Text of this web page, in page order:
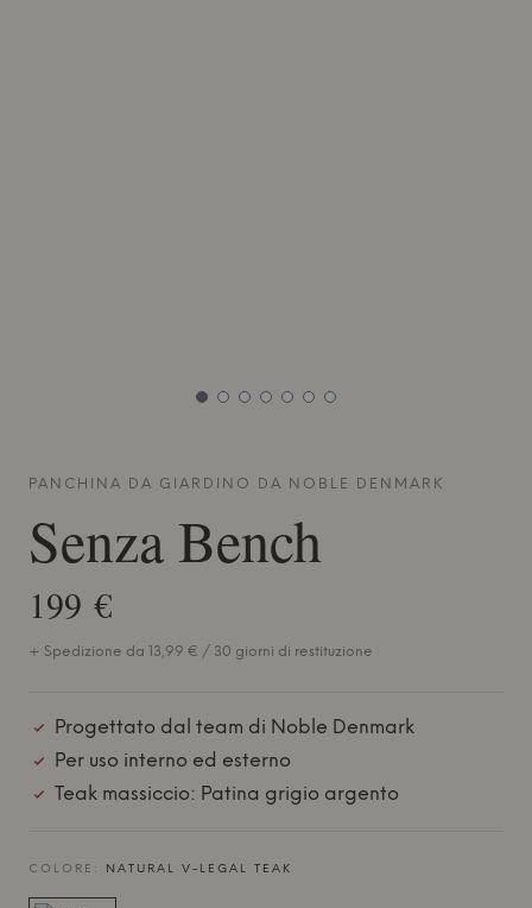
PANCHINA DA GIARDINO DA NOBLE DENMARK
Senza Bench
199 €
+ Spedizione da 13,99 € / 30 giorni di restituzione
Progettato dal team di Noble Denmark
Per uso interno ed esterno
Teak massiccio: Patina grigio argento
COLORE: NATURAL V-LEGAL TEAK